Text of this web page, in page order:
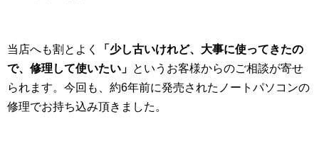
当店へも割とよく
「少し古いけれど、大事に使ってきたの
で、修理して使いたい」 というお客様からのご相談が寄せ
られます。今回も、約6年前に発売されたノートパソコンの
修理でお持ち込み頂きました。